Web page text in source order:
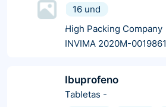
16 und
High Packing Company
INVIMA 2020M-0019861
Ibuprofeno
Tabletas -